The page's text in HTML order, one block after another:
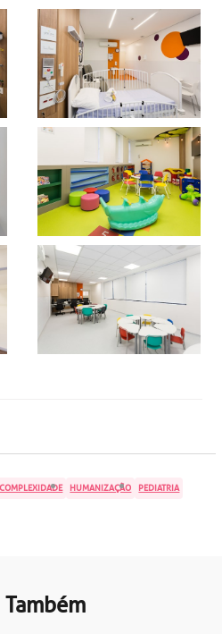
HUMANIZAÇÃO PEDIATRIA